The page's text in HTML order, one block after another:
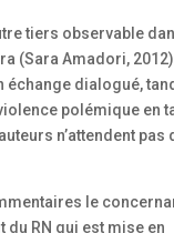
tiers observable
(Sara Amadori, 2012)
échange dialogué,
polémique en
n’attendent pas
le
RN qui est mise en